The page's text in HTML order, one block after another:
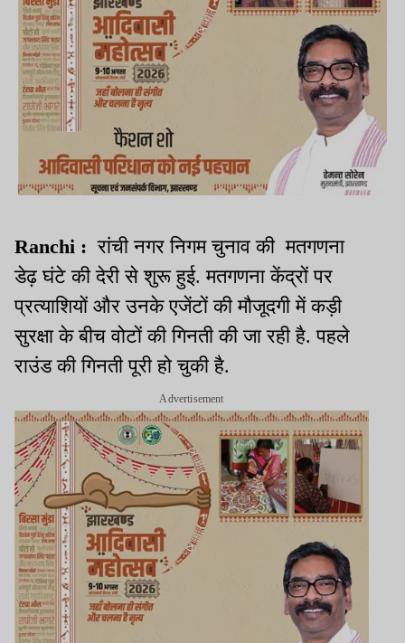
Ranchi :रांची नगर निगम चुनाव की मतगणना
डेढ़ घंटे की देरी से शुरू हुई. मतगणना केंद्रों पर
प्रत्याशियों और उनके एजेंटों की मौजूदगी में कड़ी
सुरक्षा के बीच वोटों की गिनती की जा रही है. पहले
राउंड की गिनती पूरी हो चुकी है.
Advertisement